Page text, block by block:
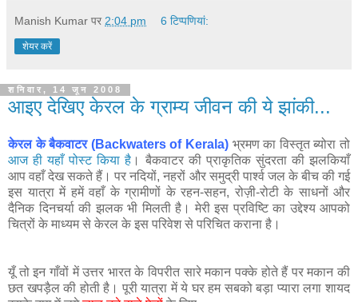
Manish Kumar पर 2:04 pm 6 टिप्‍पणियां:
शेयर करें
शनिवार, 14 जून 2008
आइए देखिए केरल के ग्राम्य जीवन की ये झांकी...
केरल के बैकवाटर (Backwaters of Kerala) भ्रमण का विस्तृत ब्योरा तो
आज ही यहाँ पोस्ट किया है । बैकवाटर की प्राकृतिक सुंदरता की झलकियाँ
आप वहाँ देख सकते हैं। पर नदियों, नहरों और समुद्री पार्श्व जल के बीच की गई
इस यात्रा में हमें वहाँ के ग्रामीणों के रहन-सहन, रोज़ी-रोटी के साधनों और
दैनिक दिनचर्या की झलक भी मिलती है। मेरी इस प्रविष्टि का उद्देश्य आपको
चित्रों के माध्यम से केरल के इस परिवेश से परिचित कराना है।
यूँ तो इन गाँवों में उत्तर भारत के विपरीत सारे मकान पक्के होते हैं पर मकान की
छत खपड़ैल की होती है। पूरी यात्रा में ये घर हम सबको बड़ा प्यारा लगा शायद